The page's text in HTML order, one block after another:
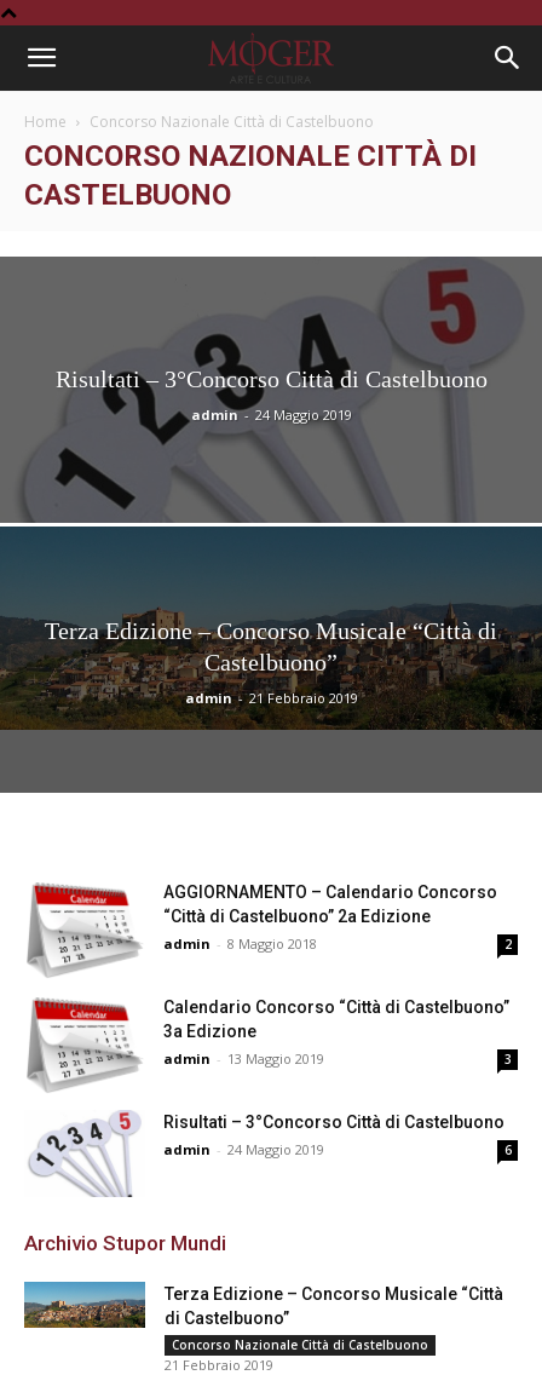
Home Concorso Nazionale Città di Castelbuono
CONCORSO NAZIONALE CITTÀ DI
CASTELBUONO
Risultati – 3°Concorso Città di Castelbuono
admin - 24 Maggio 2019
Terza Edizione – Concorso Musicale “Città di
Castelbuono”
admin - 21 Febbraio 2019
AGGIORNAMENTO – Calendario Concorso
“Città di Castelbuono” 2a Edizione
admin - 8 Maggio 2018 2
Calendario Concorso “Città di Castelbuono”
3a Edizione
admin - 13 Maggio 2019 3
Risultati – 3°Concorso Città di Castelbuono
admin - 24 Maggio 2019 6
Archivio Stupor Mundi
Terza Edizione – Concorso Musicale “Città
di Castelbuono”
Concorso Nazionale Città di Castelbuono
21 Febbraio 2019